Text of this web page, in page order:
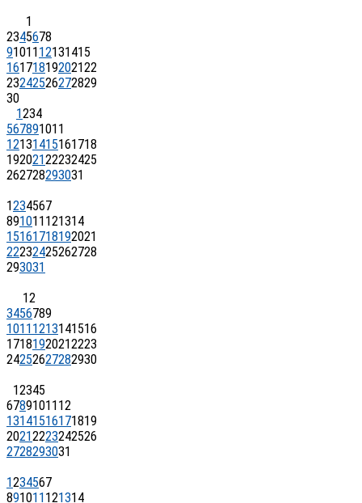
1
2345678
91011 12131415
16171819202122
23242526272829
30
1234
567891011
12131415161718
19202122232425
262728293031
1234567
891011 121314
15161718192021
22232425262728
293031
12
3456789
1011 1213141516
17181920212223
24252627282930
12345
67891011 12
13141516171819
20212223242526
2728293031
1234567
891011 121314